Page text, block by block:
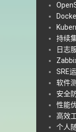
持续
日志
SRE
软件
安全
性能
高效
个人